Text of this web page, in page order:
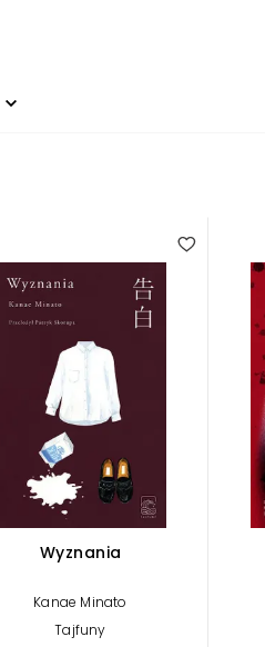
Wyznania
Kanae Minato
Tajfuny